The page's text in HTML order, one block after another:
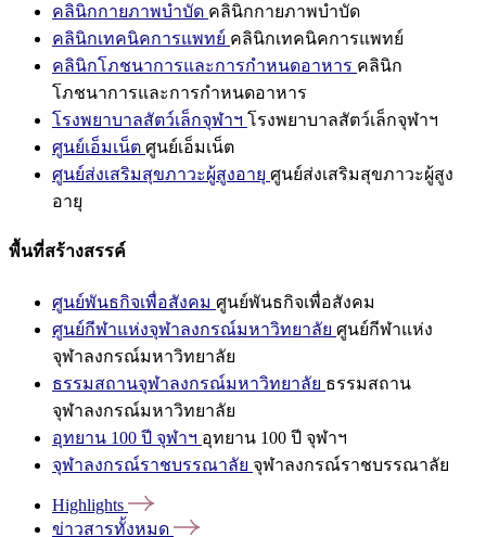
คลินิกกายภาพบำบัด คลินิกกายภาพบำบัด
คลินิกเทคนิคการแพทย์ คลินิกเทคนิคการแพทย์
คลินิกโภชนาการและการกำหนดอาหาร คลินิก
โภชนาการและการกำหนดอาหาร
โรงพยาบาลสัตว์เล็กจุฬาฯ โรงพยาบาลสัตว์เล็กจุฬาฯ
ศูนย์เอ็มเน็ต ศูนย์เอ็มเน็ต
ศูนย์ส่งเสริมสุขภาวะผู้สูงอายุ ศูนย์ส่งเสริมสุขภาวะผู้สูง
อายุ
พื้นที่สร้างสรรค์
ศูนย์พันธกิจเพื่อสังคม ศูนย์พันธกิจเพื่อสังคม
ศูนย์กีฬาแห่งจุฬาลงกรณ์มหาวิทยาลัย ศูนย์กีฬาแห่ง
จุฬาลงกรณ์มหาวิทยาลัย
ธรรมสถานจุฬาลงกรณ์มหาวิทยาลัย ธรรมสถาน
จุฬาลงกรณ์มหาวิทยาลัย
อุทยาน 100 ปี จุฬาฯ อุทยาน 100 ปี จุฬาฯ
จุฬาลงกรณ์ราชบรรณาลัย จุฬาลงกรณ์ราชบรรณาลัย
Highlights
ข่าวสารทั้งหมด